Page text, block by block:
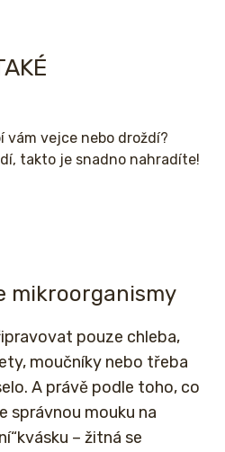
vám vejce nebo droždí?
takto je snadno nahradíte!
mikroorganismy
pouze chleba,
moučníky nebo třeba
A právě podle toho, co
správnou mouku na
– žitná se